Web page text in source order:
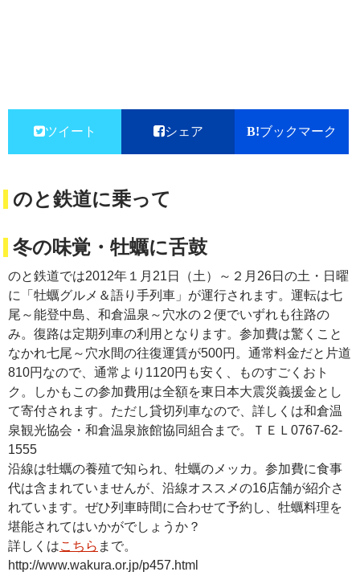
ツイート シェア ブックマーク
のと鉄道に乗って
冬の味覚・牡蠣に舌鼓
のと鉄道では2012年１月21日（土）～２月26日の土・日曜
に「牡蠣グルメ＆語り手列車」が運行されます。運転は七
尾～能登中島、和倉温泉～穴水の２便でいずれも往路の
み。復路は定期列車の利用となります。参加費は驚くこと
なかれ七尾～穴水間の往復運賃が500円。通常料金だと片道
810円なので、通常より1120円も安く、ものすごくおト
ク。しかもこの参加費用は全額を東日本大震災義援金とし
て寄付されます。ただし貸切列車なので、詳しくは和倉温
泉観光協会・和倉温泉旅館協同組合まで。ＴＥＬ0767-62-
1555
沿線は牡蠣の養殖で知られ、牡蠣のメッカ。参加費に食事
代は含まれていませんが、沿線オススメの16店舗が紹介さ
れています。ぜひ列車時間に合わせて予約し、牡蠣料理を
堪能されてはいかがでしょうか？
詳しくはこちら まで。
http://www.wakura.or.jp/p457.html